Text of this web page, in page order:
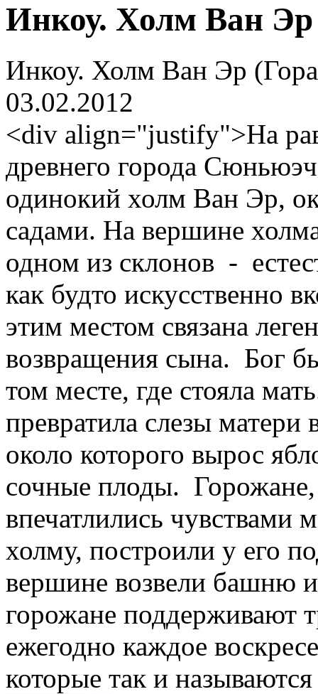
Инкоу. Холм Ван
Инкоу. Холм Ван Эр
03.02.2012
<div align="justify">На
древнего города
одинокий холм Ван Эр,
садами. На вершине
одном из склонов -
как будто искусственно
этим местом связана
возвращения сына. Бог
том месте, где стояла
превратила слезы
около которого вырос
сочные плоды.
впечатлились чувствами
холму, построили у его
вершине возвели башню
горожане поддерживают
ежегодно каждое
которые так и